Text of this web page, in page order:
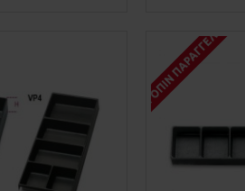
ΚΑΤΌΠΙΝ ΠΑΡΑΓΓΕΛΊΑΣ